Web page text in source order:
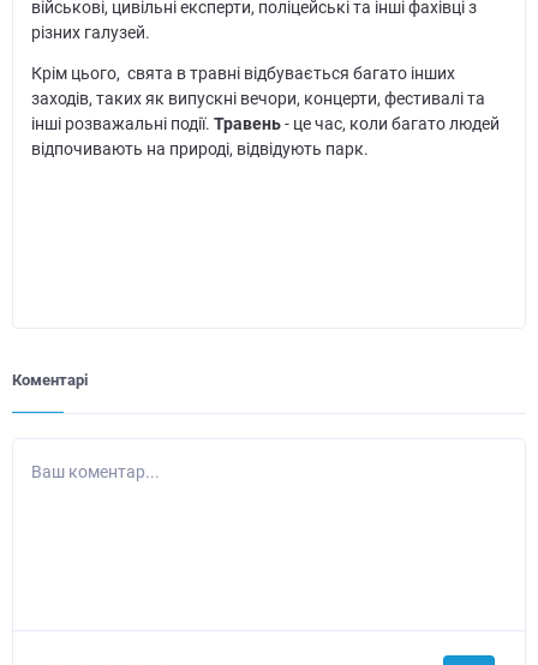
військові, цивільні експерти, поліцейські та інші фахівці з
різних галузей.
Крім цього, свята в травні відбувається багато інших
заходів, таких як випускні вечори, концерти, фестивалі та
інші розважальні події. Травень- це час, коли багато людей
відпочивають на природі, відвідують парк.
Коментарі
Ваш коментар...